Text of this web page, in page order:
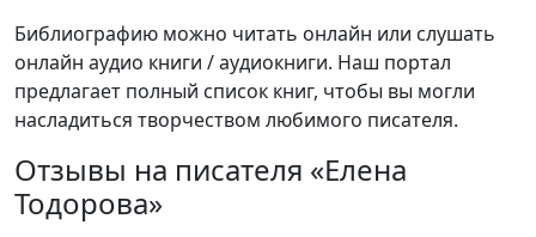
Библиографию можно читать онлайн или слушать
онлайн аудио книги / аудиокниги. Наш портал
предлагает полный список книг, чтобы вы могли
насладиться творчеством любимого писателя.
Отзывы на писателя «Елена
Тодорова»